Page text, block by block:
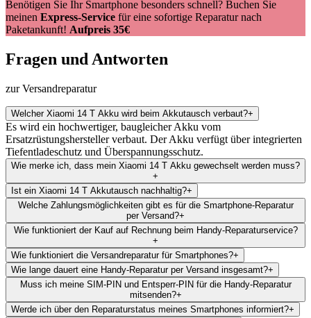
Benötigen Sie Ihr Smartphone besonders schnell? Buchen Sie
meinen Express-Service für eine sofortige Reparatur nach
Paketankunft! Aufpreis 35€
Fragen und Antworten
zur Versandreparatur
Welcher Xiaomi 14 T Akku wird beim Akkutausch verbaut?+
Es wird ein hochwertiger, baugleicher Akku vom
Ersatzrüstungshersteller verbaut. Der Akku verfügt über integrierten
Tiefentladeschutz und Überspannungsschutz.
Wie merke ich, dass mein Xiaomi 14 T Akku gewechselt werden muss?
+
Ist ein Xiaomi 14 T Akkutausch nachhaltig?+
Welche Zahlungsmöglichkeiten gibt es für die Smartphone-Reparatur
per Versand?+
Wie funktioniert der Kauf auf Rechnung beim Handy-Reparaturservice?
+
Wie funktioniert die Versandreparatur für Smartphones?+
Wie lange dauert eine Handy-Reparatur per Versand insgesamt?+
Muss ich meine SIM-PIN und Entsperr-PIN für die Handy-Reparatur
mitsenden?+
Werde ich über den Reparaturstatus meines Smartphones informiert?+